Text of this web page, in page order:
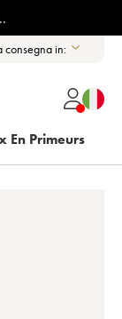
consegna in:
En Primeurs